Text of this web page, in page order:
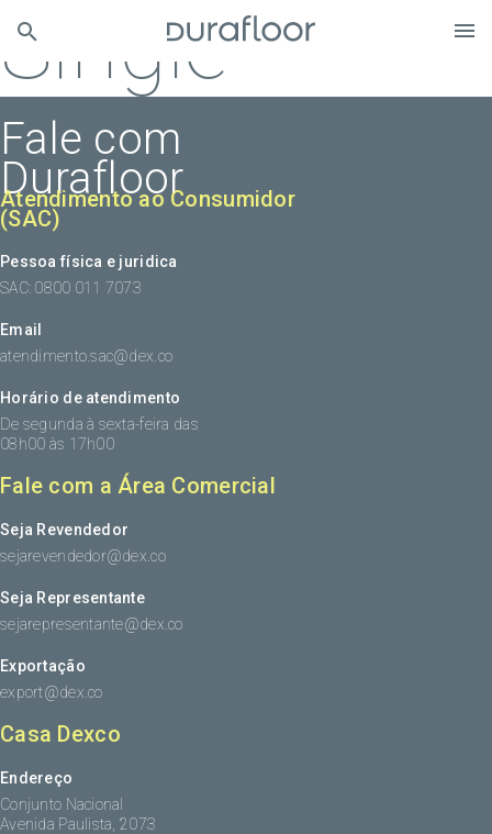
Single
Fale com
Durafloor
Atendimento ao Consumidor
(SAC)
Pessoa física e juridica
SAC: 0800 011 7073
Email
atendimento.sac@dex.co
Horário de atendimento
De segunda à sexta-feira das
08h00 às 17h00
Fale com a Área Comercial
Seja Revendedor
sejarevendedor@dex.co
Seja Representante
sejarepresentante@dex.co
Exportação
export@dex.co
Casa Dexco
Endereço
Conjunto Nacional
Avenida Paulista, 2073